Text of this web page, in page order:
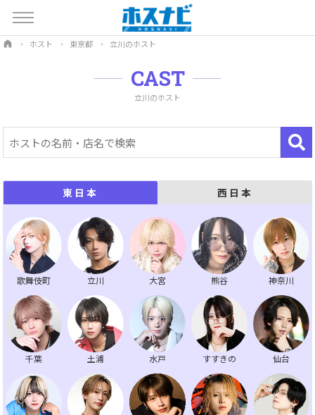
ホスト 東京都 立川のホスト
CAST
立川のホスト
東日本 西日本
歌舞伎町 立川 大宮 熊谷 神奈川
千葉 土浦 水戸 すすきの 仙台